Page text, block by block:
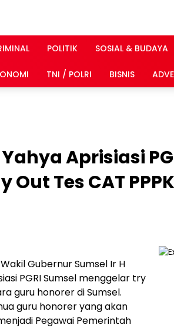
POLITIK SOSIAL & BUDAYA
TNI / POLRI BISNIS
Aprisiasi
Out Tes CAT
Gubernur Sumsel Ir H
PGRI Sumsel menggelar try
guru honorer di Sumsel.
guru honorer yang akan
Pegawai Pemerintah